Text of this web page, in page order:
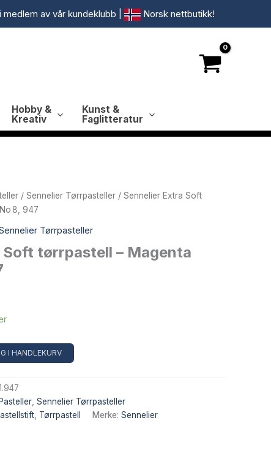
medlem av vår kundeklubb Norsk nettbutikk!
Hobby &
Kreativ
Kunst &
Faglitteratur
/ Sennelier Tørrpasteller / Sennelier Extra Soft
8, 947
Tørrpasteller
tørrpastell – Magenta
I HANDLEKURV
Pasteller, Sennelier Tørrpasteller
, Tørrpastell Merke: Sennelier